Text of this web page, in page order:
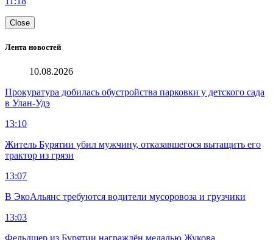
Close
Лента новостей
10.08.2026
Прокуратура добилась обустройства парковки у детского сада
в Улан-Удэ
13:10
Житель Бурятии убил мужчину, отказавшегося вытащить его
трактор из грязи
13:07
В ЭкоАльянс требуются водители мусоровоза и грузчики
13:03
Фельдшер из Бурятии награждён медалью Жукова